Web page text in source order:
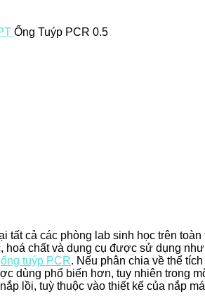
Ống Tuýp PCR 0.5
tất cả các phòng lab sinh học trên
hoá chất và dụng cụ được sử dụng
ống tuýp PCR. Nếu phân chia về thể
dùng phổ biến hơn, tuy nhiên trong
lồi, tuỳ thuộc vào thiết kế của nắp